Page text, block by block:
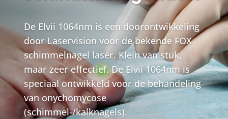
De Elvii 1064nm is een doorontwikkeling
door Laservision voor de bekende FOX
schimmelnagel laser. Klein van stuk,
maar zeer effectief. De Elvii 1064nm is
speciaal ontwikkeld voor de behandeling
van onychomycose
(schimmel-/kalknagels).